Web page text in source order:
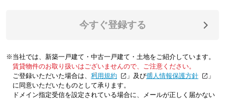
今すぐ登録する
※当社では、新築一戸建て・中古一戸建て・土地をご紹介しています。
賃貸物件のお取り扱いはございませんので、ご注意ください。
ご登録いただいた場合は、「利用規約 」及び「個人情報保護方針
」
に同意いただいたものとして承ります。
ドメイン指定受信を設定されている場合に、メールが正しく届かない